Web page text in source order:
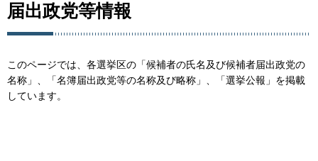
届出政党等情報
このページでは、各選挙区の「候補者の氏名及び候補者届出政党の
名称」、「名簿届出政党等の名称及び略称」、「選挙公報」を掲載
しています。